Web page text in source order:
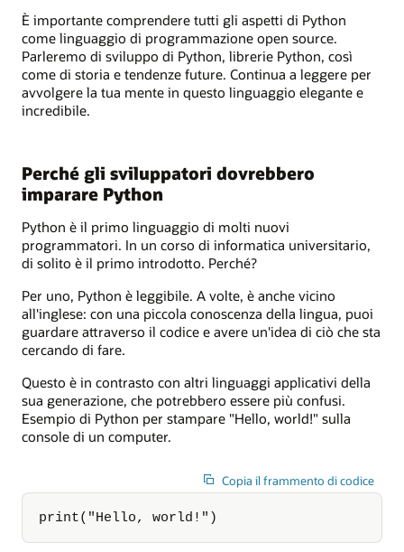
È importante comprendere tutti gli aspetti di Python
come linguaggio di programmazione open source.
Parleremo di sviluppo di Python, librerie Python, così
come di storia e tendenze future. Continua a leggere per
avvolgere la tua mente in questo linguaggio elegante e
incredibile.
Perché gli sviluppatori dovrebbero
imparare Python
Python è il primo linguaggio di molti nuovi
programmatori. In un corso di informatica universitario,
di solito è il primo introdotto. Perché?
Per uno, Python è leggibile. A volte, è anche vicino
all'inglese: con una piccola conoscenza della lingua, puoi
guardare attraverso il codice e avere un'idea di ciò che sta
cercando di fare.
Questo è in contrasto con altri linguaggi applicativi della
sua generazione, che potrebbero essere più confusi.
Esempio di Python per stampare "Hello, world!" sulla
console di un computer.
Copia il frammento di codice
print("Hello, world!")